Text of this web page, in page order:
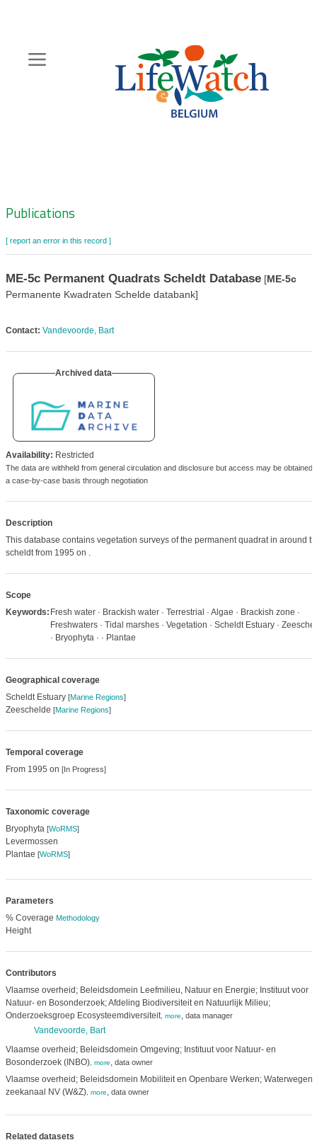
content
Zoeknavigatie
Publications
[ report an error in this record ]
ME-5cPermanent Quadrats Scheldt Database[ME-5c
Permanente Kwadraten Schelde databank]
Contact: Vandevoorde, Bart
Archived data
Availability: Restricted
The data are withheld from general circulation and disclosure but access may be obtained
a case-by-case basis through negotiation
Description
This database contains vegetation surveys of the permanent quadrat in around
scheldt from 1995 on .
Scope
Keywords: Fresh water · Brackish water · Terrestrial · Algae · Brackish zone ·
Freshwaters · Tidal marshes · Vegetation · Scheldt Estuary ·
· Bryophyta · · Plantae
Geographical coverage
Scheldt Estuary [Marine Regions]
Zeeschelde [Marine Regions]
Temporal coverage
From 1995 on [In Progress]
Taxonomic coverage
Bryophyta [WoRMS]
Levermossen
Plantae [WoRMS]
Parameters
% Coverage Methodology
Height
Contributors
Vlaamse overheid; Beleidsdomein Leefmilieu, Natuur en Energie; Instituut voor
Natuur- en Bosonderzoek; Afdeling Biodiversiteit en Natuurlijk Milieu;
Onderzoeksgroep Ecosysteemdiversiteit, more, data manager
Vandevoorde, Bart
Vlaamse overheid; Beleidsdomein Omgeving; Instituut voor Natuur- en
Bosonderzoek (INBO), more, data owner
Vlaamse overheid; Beleidsdomein Mobiliteit en Openbare Werken; Waterwegen
zeekanaal NV (W&Z), more, data owner
Related datasets